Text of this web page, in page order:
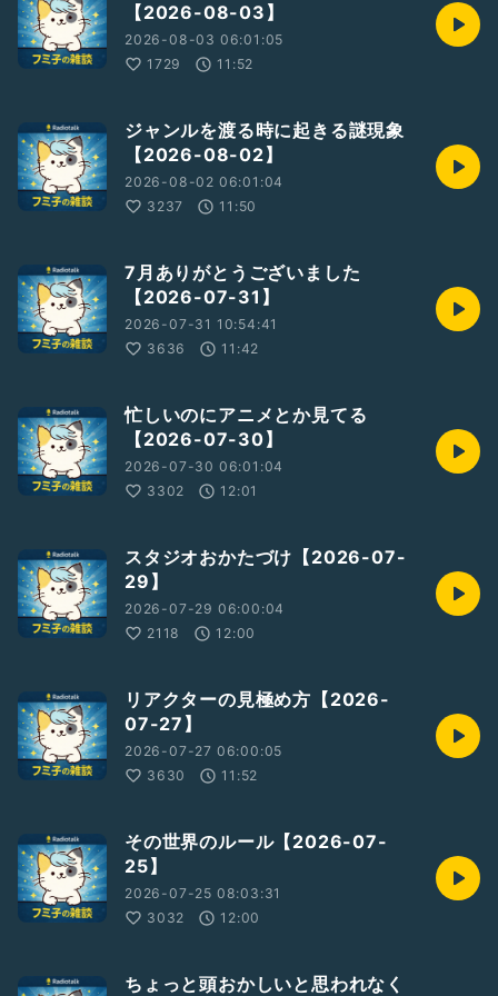
【2026-08-03】
2026-08-03 06:01:05
1729
11:52
ジャンルを渡る時に起きる謎現象
【2026-08-02】
2026-08-02 06:01:04
3237
11:50
7月ありがとうございました
【2026-07-31】
2026-07-31 10:54:41
3636
11:42
忙しいのにアニメとか見てる
【2026-07-30】
2026-07-30 06:01:04
3302
12:01
スタジオおかたづけ【2026-07-
29】
2026-07-29 06:00:04
2118
12:00
リアクターの見極め方【2026-
07-27】
2026-07-27 06:00:05
3630
11:52
その世界のルール【2026-07-
25】
2026-07-25 08:03:31
3032
12:00
ちょっと頭おかしいと思われなく